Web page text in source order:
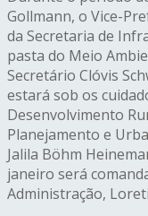
Gollmann, o Vice-
da Secretaria de
pasta do Meio
Secretário Clóvis
estará sob os
Desenvolvimento
Planejamento e
Jalila Böhm
janeiro será
Administração,